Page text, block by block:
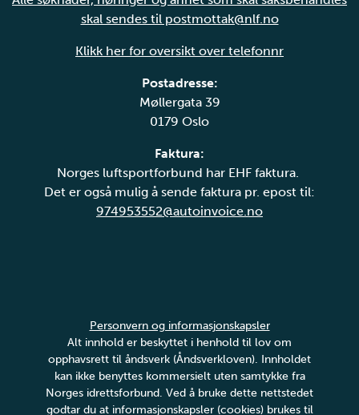
skal sendes til postmottak@nlf.no
Klikk her for oversikt over telefonnr
Postadresse:
Møllergata 39
0179 Oslo
Faktura:
Norges luftsportforbund har EHF faktura.
Det er også mulig å sende faktura pr. epost til:
974953552@autoinvoice.no
Personvern og informasjonskapsler
Alt innhold er beskyttet i henhold til lov om
opphavsrett til åndsverk (Åndsverkloven). Innholdet
kan ikke benyttes kommersielt uten samtykke fra
Norges idrettsforbund. Ved å bruke dette nettstedet
godtar du at informasjonskapsler (cookies) brukes til